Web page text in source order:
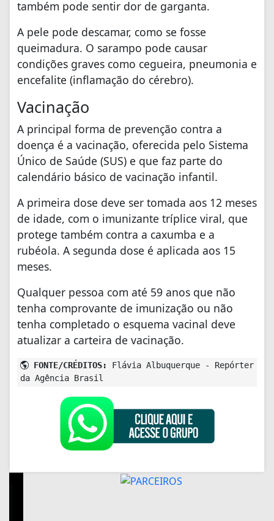
também pode sentir dor de garganta.
A pele pode descamar, como se fosse
queimadura. O sarampo pode causar
condições graves como cegueira, pneumonia e
encefalite (inflamação do cérebro).
Vacinação
A principal forma de prevenção contra a
doença é a vacinação, oferecida pelo Sistema
Único de Saúde (SUS) e que faz parte do
calendário básico de vacinação infantil.
A primeira dose deve ser tomada aos 12 meses
de idade, com o imunizante tríplice viral, que
protege também contra a caxumba e a
rubéola. A segunda dose é aplicada aos 15
meses.
Qualquer pessoa com até 59 anos que não
tenha comprovante de imunização ou não
tenha completado o esquema vacinal deve
atualizar a carteira de vacinação.
FONTE/CRÉDITOS:
Flávia Albuquerque - Repórter
da Agência Brasil